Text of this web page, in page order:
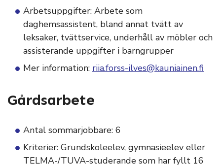
Arbetsuppgifter: Arbete som
daghemsassistent, bland annat tvätt av
leksaker, tvättservice, underhåll av möbler och
assisterande uppgifter i barngrupper
Mer information: riia.forss-ilves@kauniainen.fi
Gårdsarbete
Antal sommarjobbare: 6
Kriterier: Grundskoleelev, gymnasieelev eller
TELMA-/TUVA-studerande som har fyllt 16